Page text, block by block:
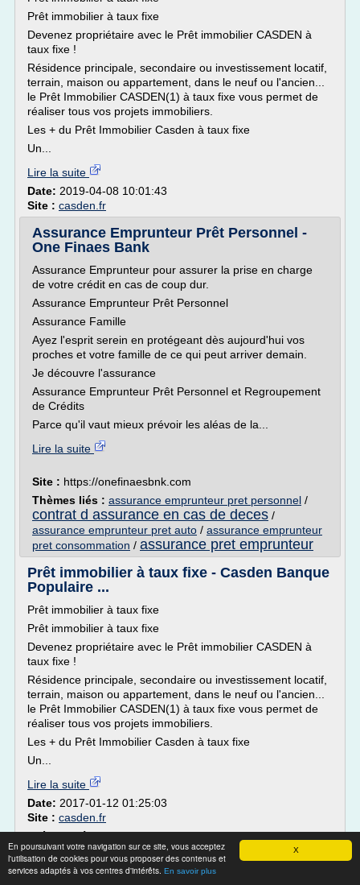
X
En poursuivant votre navigation sur ce site, vous acceptez
l'utilisation de cookies pour vous proposer des contenus et
services adaptés à vos centres d'intérêts. En savoir plus
Prêt immobilier à taux fixe
Devenez propriétaire avec le Prêt immobilier CASDEN à
taux fixe !
Résidence principale, secondaire ou investissement locatif,
terrain, maison ou appartement, dans le neuf ou l'ancien...
le Prêt Immobilier CASDEN(1) à taux fixe vous permet de
réaliser tous vos projets immobiliers.
Les + du Prêt Immobilier Casden à taux fixe
Un...
Lire la suite
Date: 2019-04-08 10:01:43
Site : casden.fr
Assurance Emprunteur Prêt Personnel -
One Finaes Bank
Assurance Emprunteur pour assurer la prise en charge
de votre crédit en cas de coup dur.
Assurance Emprunteur Prêt Personnel
Assurance Famille
Ayez l'esprit serein en protégeant dès aujourd'hui vos
proches et votre famille de ce qui peut arriver demain.
Je découvre l'assurance
Assurance Emprunteur Prêt Personnel et Regroupement
de Crédits
Parce qu'il vaut mieux prévoir les aléas de la...
Lire la suite
Site : https://onefinaesbnk.com
Thèmes liés : assurance emprunteur pret personnel /
contrat d assurance en cas de deces /
assurance emprunteur pret auto / assurance emprunteur
pret consommation / assurance pret emprunteur
Prêt immobilier à taux fixe - Casden Banque
Populaire ...
Prêt immobilier à taux fixe
Prêt immobilier à taux fixe
Devenez propriétaire avec le Prêt immobilier CASDEN à
taux fixe !
Résidence principale, secondaire ou investissement locatif,
terrain, maison ou appartement, dans le neuf ou l'ancien...
le Prêt Immobilier CASDEN(1) à taux fixe vous permet de
réaliser tous vos projets immobiliers.
Les + du Prêt Immobilier Casden à taux fixe
Un...
Lire la suite
Date: 2017-01-12 01:25:03
Site : casden.fr
Thèmes liés :
/
garantie pret immobilier casden/l assurance emprunteur
/assurance garantie pret immobilier